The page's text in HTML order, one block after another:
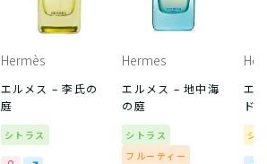
Hermès
エルメス – 李氏の
庭
シトラス
Hermes
エルメス – 地中海
の庭
シトラス
フルーティー
エ
ド
シ